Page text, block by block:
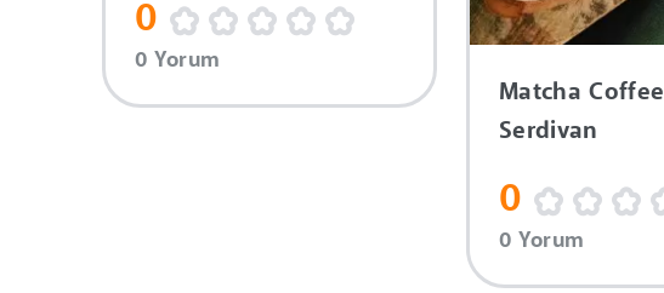
0
0 Yorum
Matcha Coffee
Serdivan
0
0 Yorum